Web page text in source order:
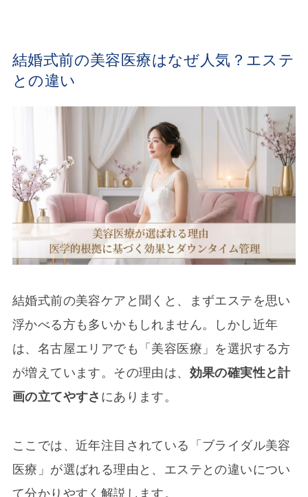
結婚式前の美容医療はなぜ人気？エステ
との違い
結婚式前の美容ケアと聞くと、まずエステを思い
浮かべる方も多いかもしれません。しかし近年
は、名古屋エリアでも「美容医療」を選択する方
が増えています。その理由は、 効果の確実性と計
画の立てやすさ にあります。
ここでは、近年注目されている「ブライダル美容
医療」が選ばれる理由と、エステとの違いについ
て分かりやすく解説します。